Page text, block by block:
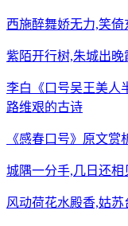
西施醉舞娇无力,笑
紫陌开行树,朱城出
李白《口号吴王美人
路维艰的古诗
《感春口号》原文赏
城隅一分手,几日还
风动荷花水殿香,姑